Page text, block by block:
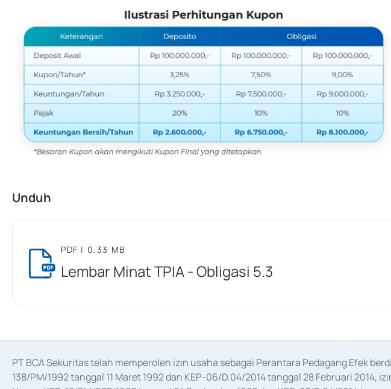
Unduh
PDF | 0.33 MB
Lembar Minat TPIA - Obligasi 5.3
PT BCA Sekuritas telah memperoleh izin usaha sebagai Perantara Pedagang Efek
138/PM/1992 tanggal 11 Maret 1992 dan KEP-06/D.04/2014 tanggal 28 Februari